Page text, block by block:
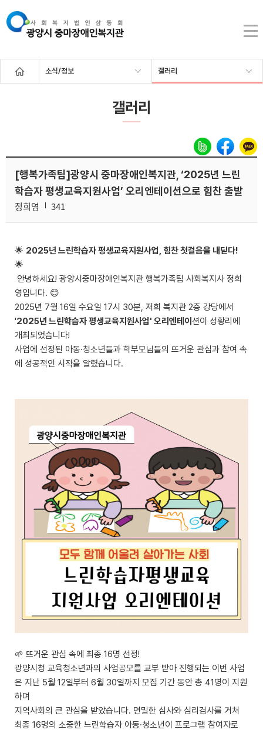
소식/정보 갤러리
갤러리
[행복가족팀]광양시 중마장애인복지관, ‘2025년 느린
학습자 평생교육지원사업’ 오리엔테이션으로 힘찬 출발
정희영 341
🌟 2025년 느린학습자 평생교육지원사업, 힘찬 첫걸음을 내딛다!
🌟
안녕하세요! 광양시중마장애인복지관 행복가족팀 사회복지사 정희
영입니다. 😊
2025년 7월 16일 수요일 17시 30분, 저희 복지관 2층 강당에서
'2025년 느린학습자 평생교육지원사업' 오리엔테이션이 성황리에
개최되었습니다!
사업에 선정된 아동·청소년들과 학부모님들의 뜨거운 관심과 참여 속
에 성공적인 시작을 알렸습니다.
🌱 뜨거운 관심 속에 최종 16명 선정!
광양시청 교육청소년과의 사업공모를 교부 받아 진행되는 이번 사업
은 지난 5월 12일부터 6월 30일까지 모집 기간 동안 총 41명이 지원
하며
지역사회의 큰 관심을 받았습니다. 면밀한 심사와 심리검사를 거쳐
최종 16명의 소중한 느린학습자 아동·청소년이 프로그램 참여자로